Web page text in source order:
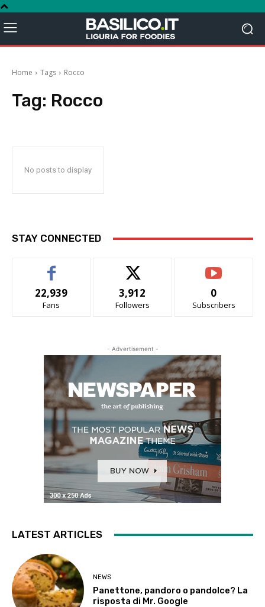
Home Tags Rocco
Tag: Rocco
No posts to display
STAY CONNECTED
22,939
Fans
3,912
Followers
0
Subscribers
- Advertisement -
LATEST ARTICLES
NEWS
Panettone, pandoro o pandolce? La
risposta di Mr. Google